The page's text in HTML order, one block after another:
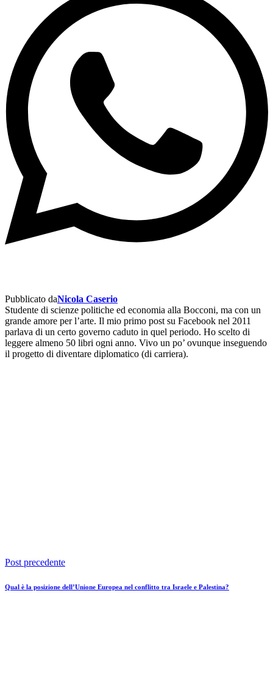
Pubblicato daNicola Caserio
Studente di scienze politiche ed economia alla Bocconi, ma con un
grande amore per l’arte. Il mio primo post su Facebook nel 2011
parlava di un certo governo caduto in quel periodo. Ho scelto di
leggere almeno 50 libri ogni anno. Vivo un po’ ovunque inseguendo
il progetto di diventare diplomatico (di carriera).
Post precedente
Qual è la posizione dell’Unione Europea nel conflitto tra Israele e Palestina?